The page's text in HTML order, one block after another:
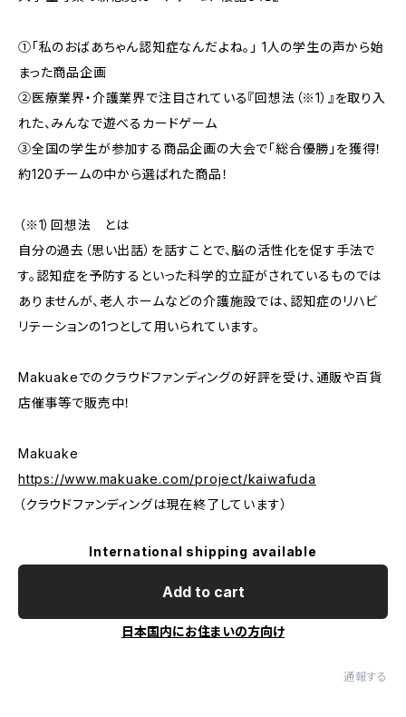
①「私のおばあちゃん認知症なんだよね。」 1人の学生の声から始
まった商品企画
②医療業界・介護業界で注目されている『回想法（※1）』を取り入
れた、みんなで遊べるカードゲーム
③全国の学生が参加する商品企画の大会で「総合優勝」を獲得！
約120チームの中から選ばれた商品！
（※1）回想法 とは
自分の過去（思い出話）を話すことで、脳の活性化を促す手法で
す。認知症を予防するといった科学的立証がされているものでは
ありませんが、老人ホームなどの介護施設では、認知症のリハビ
リテーションの1つとして用いられています。
Makuakeでのクラウドファンディングの好評を受け、通販や百貨
店催事等で販売中！
Makuake
https://www.makuake.com/project/kaiwafuda
（クラウドファンディングは現在終了しています）
International shipping available
Add to cart
日本国内にお住まいの方向け
通報する